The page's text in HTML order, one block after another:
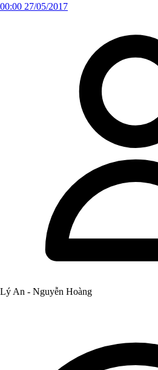
00:00 27/05/2017
Lý An - Nguyễn Hoàng